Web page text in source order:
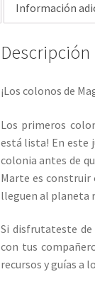
Información
Descripción
¡Los colonos de
Los primeros
está lista! En este
colonia antes de
Marte es construir
lleguen al planeta
Si disfrutateste de
con tus
recursos y guías a